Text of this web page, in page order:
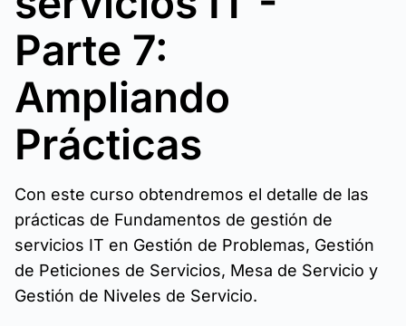
Parte 7:
Ampliando
Prácticas
Con este curso obtendremos el detalle de las
prácticas de Fundamentos de gestión de
servicios IT en Gestión de Problemas, Gestión
de Peticiones de Servicios, Mesa de Servicio y
Gestión de Niveles de Servicio.